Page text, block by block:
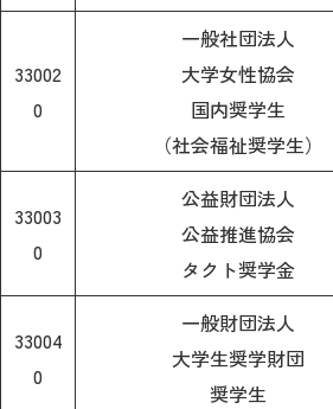
33002
0
一般社団法人
大学女性協会
国内奨学生
（社会福祉奨学生）
33003
0
公益財団法人
公益推進協会
タクト奨学金
33004
0
一般財団法人
大学生奨学財団
奨学生